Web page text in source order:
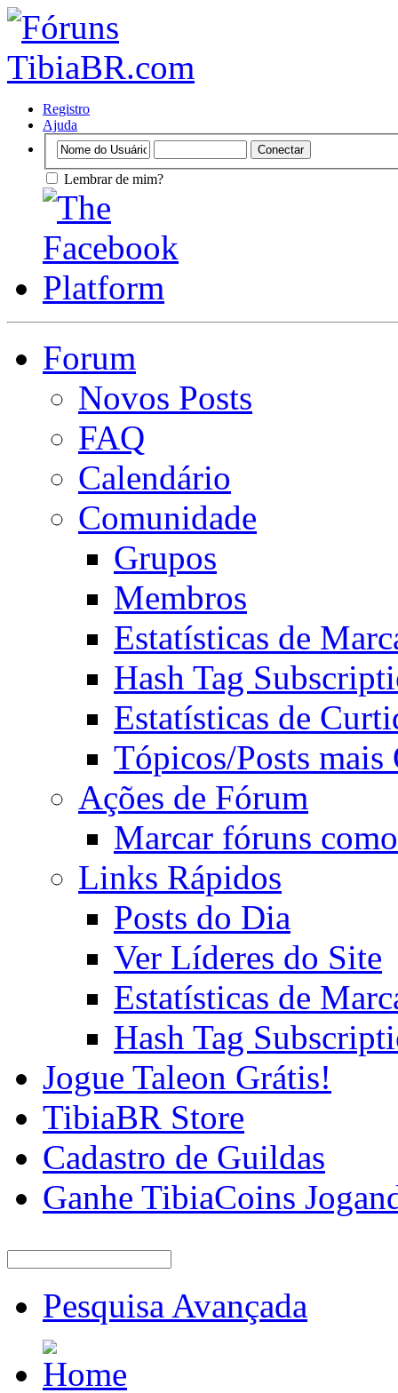
Registro
Ajuda
Lembrar de mim?
Forum
Novos Posts
FAQ
Calendário
Comunidade
Grupos
Membros
Estatísticas de
Hash Tag
Estatísticas de
Tópicos/Posts mais
Ações de Fórum
Marcar fóruns
Links Rápidos
Posts do Dia
Ver Líderes do Site
Estatísticas de
Hash Tag
Jogue Taleon Grátis!
TibiaBR Store
Cadastro de Guildas
Ganhe TibiaCoins
Pesquisa Avançada